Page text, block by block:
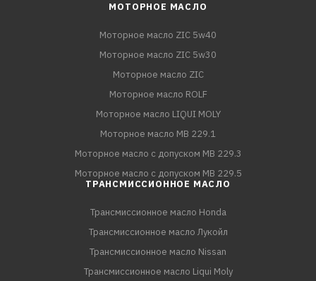
МОТОРНОЕ МАСЛО
Моторное масло ZIC 5w40
Моторное масло ZIC 5w30
Моторное масло ZIC
Моторное масло ROLF
Моторное масло LIQUI MOLY
Моторное масло MB 229.1
Моторное масло с допуском MB 229.3
Моторное масло с допуском MB 229.5
ТРАНСМИССИОННОЕ МАСЛО
Трансмиссионное масло Honda
Трансмиссионное масло Лукойл
Трансмиссионное масло Nissan
Трансмиссионное масло Liqui Moly